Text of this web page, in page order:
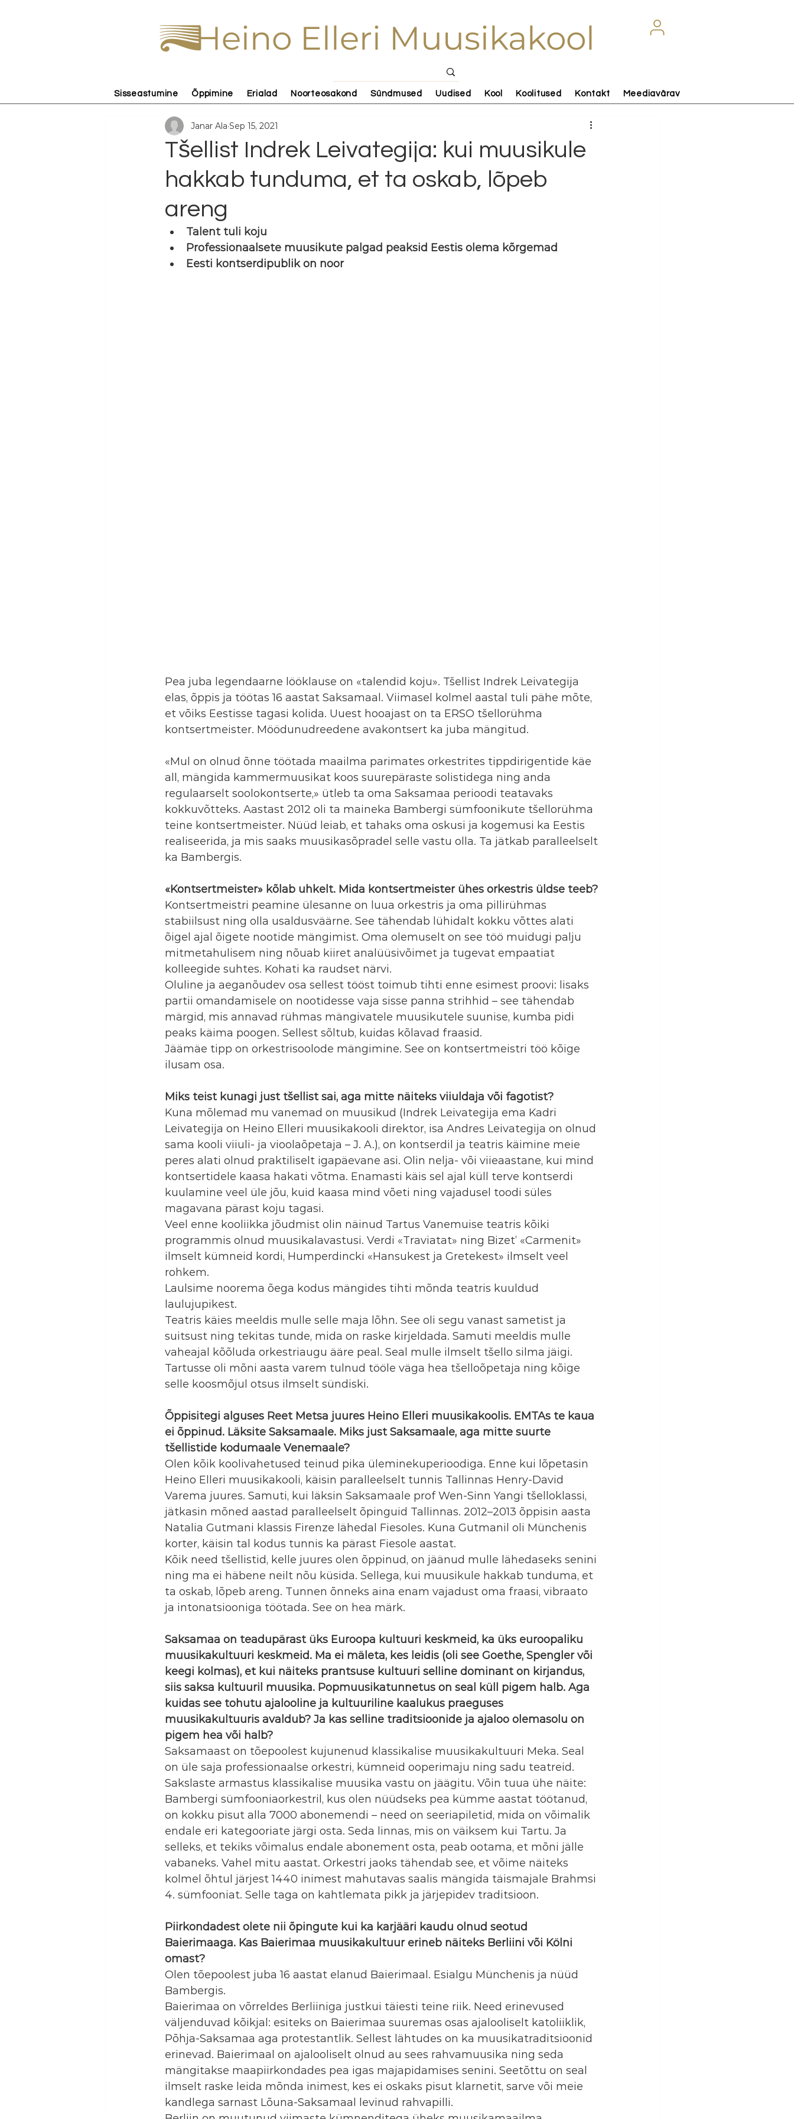
Heino Elleri Muusikakool
Sisseastumine Õppimine Erialad Noorteosakond Sündmused Uudised Kool Koolitused Kontakt Meediavärav
Tšellist Indrek Leivategija: kui muusikule
hakkab tunduma, et ta oskab, lõpeb
areng
Janar Ala Sep 15, 2021
Talent tuli koju
Professionaalsete muusikute palgad peaksid Eestis olema kõrgemad
Eesti kontserdipublik on noor
Pea juba legendaarne lööklause on «talendid koju». Tšellist Indrek Leivategija
elas, õppis ja töötas 16 aastat Saksamaal. Viimasel kolmel aastal tuli pähe mõte,
et võiks Eestisse tagasi kolida. Uuest hooajast on ta ERSO tšellorühma
kontsertmeister. Möödunudreedene avakontsert ka juba mängitud.
«Mul on olnud õnne töötada maailma parimates orkestrites tippdirigentide käe
all, mängida kammermuusikat koos suurepäraste solistidega ning anda
regulaarselt soolokontserte,» ütleb ta oma Saksamaa perioodi teatavaks
kokkuvõtteks. Aastast 2012 oli ta maineka Bambergi sümfoonikute tšellorühma
teine kontsertmeister. Nüüd leiab, et tahaks oma oskusi ja kogemusi ka Eestis
realiseerida, ja mis saaks muusikasõpradel selle vastu olla. Ta jätkab paralleelselt
ka Bambergis.
«Kontsertmeister» kõlab uhkelt. Mida kontsertmeister ühes orkestris üldse teeb?
Kontsertmeistri peamine ülesanne on luua orkestris ja oma pillirühmas
stabiilsust ning olla usaldusväärne. See tähendab lühidalt kokku võttes alati
õigel ajal õigete nootide mängimist. Oma olemuselt on see töö muidugi palju
mitmetahulisem ning nõuab kiiret analüüsivõimet ja tugevat empaatiat
kolleegide suhtes. Kohati ka raudset närvi.
Oluline ja aeganõudev osa sellest tööst toimub tihti enne esimest proovi: lisaks
partii omandamisele on nootidesse vaja sisse panna strihhid – see tähendab
märgid, mis annavad rühmas mängivatele muusikutele suunise, kumba pidi
peaks käima poogen. Sellest sõltub, kuidas kõlavad fraasid.
Jäämäe tipp on orkestrisoolode mängimine. See on kontsertmeistri töö kõige
ilusam osa.
Miks teist kunagi just tšellist sai, aga mitte näiteks viiuldaja või fagotist?
Kuna mõlemad mu vanemad on muusikud (Indrek Leivategija ema Kadri
Leivategija on Heino Elleri muusikakooli direktor, isa Andres Leivategija on olnud
sama kooli viiuli- ja vioolaõpetaja – J. A.), on kontserdil ja teatris käimine meie
peres alati olnud praktiliselt igapäevane asi. Olin nelja- või viieaastane, kui mind
kontsertidele kaasa hakati võtma. Enamasti käis sel ajal küll terve kontserdi
kuulamine veel üle jõu, kuid kaasa mind võeti ning vajadusel toodi süles
magavana pärast koju tagasi.
Veel enne kooliikka jõudmist olin näinud Tartus Vanemuise teatris kõiki
programmis olnud muusikalavastusi. Verdi «Traviatat» ning Bizet’ «Carmenit»
ilmselt kümneid kordi, Humperdincki «Hansukest ja Gretekest» ilmselt veel
rohkem.
Laulsime noorema õega kodus mängides tihti mõnda teatris kuuldud
laulujupikest.
Teatris käies meeldis mulle selle maja lõhn. See oli segu vanast sametist ja
suitsust ning tekitas tunde, mida on raske kirjeldada. Samuti meeldis mulle
vaheajal kõõluda orkestriaugu ääre peal. Seal mulle ilmselt tšello silma jäigi.
Tartusse oli mõni aasta varem tulnud tööle väga hea tšelloõpetaja ning kõige
selle koosmõjul otsus ilmselt sündiski.
Õppisitegi alguses Reet Metsa juures Heino Elleri muusikakoolis. EMTAs te kaua
ei õppinud. Läksite Saksamaale. Miks just Saksamaale, aga mitte suurte
tšellistide kodumaale Venemaale?
Olen kõik koolivahetused teinud pika üleminekuperioodiga. Enne kui lõpetasin
Heino Elleri muusikakooli, käisin paralleelselt tunnis Tallinnas Henry-David
Varema juures. Samuti, kui läksin Saksamaale prof Wen-Sinn Yangi tšelloklassi,
jätkasin mõned aastad paralleelselt õpinguid Tallinnas. 2012–2013 õppisin aasta
Natalia Gutmani klassis Firenze lähedal Fiesoles. Kuna Gutmanil oli Münchenis
korter, käisin tal kodus tunnis ka pärast Fiesole aastat.
Kõik need tšellistid, kelle juures olen õppinud, on jäänud mulle lähedaseks senini
ning ma ei häbene neilt nõu küsida. Sellega, kui muusikule hakkab tunduma, et
ta oskab, lõpeb areng. Tunnen õnneks aina enam vajadust oma fraasi, vibraato
ja intonatsiooniga töötada. See on hea märk.
Saksamaa on teadupärast üks Euroopa kultuuri keskmeid, ka üks euroopaliku
muusikakultuuri keskmeid. Ma ei mäleta, kes leidis (oli see Goethe, Spengler või
keegi kolmas), et kui näiteks prantsuse kultuuri selline dominant on kirjandus,
siis saksa kultuuril muusika. Popmuusikatunnetus on seal küll pigem halb. Aga
kuidas see tohutu ajalooline ja kultuuriline kaalukus praeguses
muusikakultuuris avaldub? Ja kas selline traditsioonide ja ajaloo olemasolu on
pigem hea või halb?
Saksamaast on tõepoolest kujunenud klassikalise muusikakultuuri Meka. Seal
on üle saja professionaalse orkestri, kümneid ooperimaju ning sadu teatreid.
Sakslaste armastus klassikalise muusika vastu on jäägitu. Võin tuua ühe näite:
Bambergi sümfooniaorkestril, kus olen nüüdseks pea kümme aastat töötanud,
on kokku pisut alla 7000 abonemendi – need on seeriapiletid, mida on võimalik
endale eri kategooriate järgi osta. Seda linnas, mis on väiksem kui Tartu. Ja
selleks, et tekiks võimalus endale abonement osta, peab ootama, et mõni jälle
vabaneks. Vahel mitu aastat. Orkestri jaoks tähendab see, et võime näiteks
kolmel õhtul järjest 1440 inimest mahutavas saalis mängida täismajale Brahmsi
4. sümfooniat. Selle taga on kahtlemata pikk ja järjepidev traditsioon.
Piirkondadest olete nii õpingute kui ka karjääri kaudu olnud seotud
Baierimaaga. Kas Baierimaa muusikakultuur erineb näiteks Berliini või Kölni
omast?
Olen tõepoolest juba 16 aastat elanud Baierimaal. Esialgu Münchenis ja nüüd
Bambergis.
Baierimaa on võrreldes Berliiniga justkui täiesti teine riik. Need erinevused
väljenduvad kõikjal: esiteks on Baierimaa suuremas osas ajalooliselt katoliiklik,
Põhja-Saksamaa aga protestantlik. Sellest lähtudes on ka muusikatraditsioonid
erinevad. Baierimaal on ajalooliselt olnud au sees rahvamuusika ning seda
mängitakse maapiirkondades pea igas majapidamises senini. Seetõttu on seal
ilmselt raske leida mõnda inimest, kes ei oskaks pisut klarnetit, sarve või meie
kandlega sarnast Lõuna-Saksamaal levinud rahvapilli.